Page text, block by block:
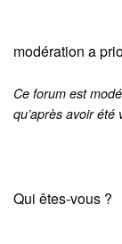
modération a
Ce forum est
qu’après avoir
Qui êtes-vous ?